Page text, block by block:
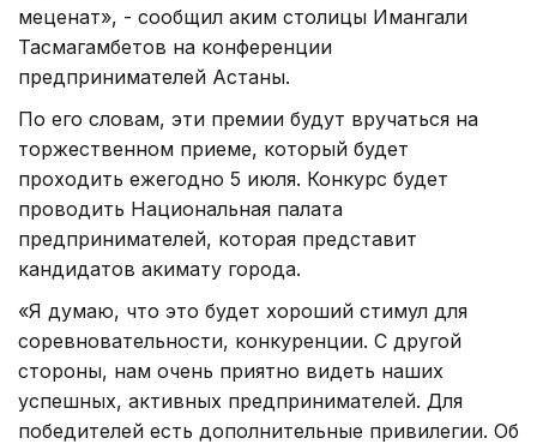
меценат», - сообщил аким столицы Имангали
Тасмагамбетов на конференции
предпринимателей Астаны.
По его словам, эти премии будут вручаться на
торжественном приеме, который будет
проходить ежегодно 5 июля. Конкурс будет
проводить Национальная палата
предпринимателей, которая представит
кандидатов акимату города.
«Я думаю, что это будет хороший стимул для
соревновательности, конкуренции. С другой
стороны, нам очень приятно видеть наших
успешных, активных предпринимателей. Для
победителей есть дополнительные привилегии. Об